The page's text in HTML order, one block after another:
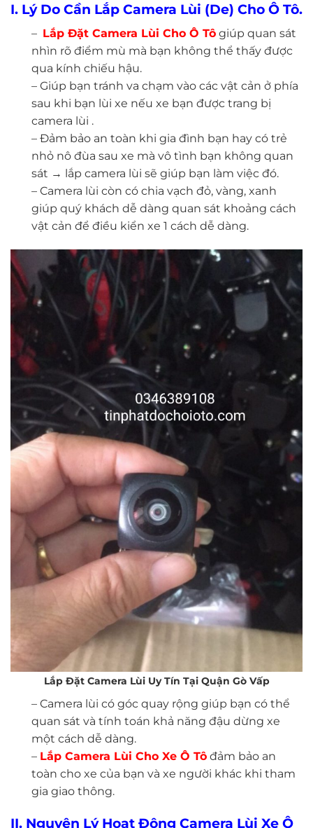
I. Lý Do Cần Lắp Camera Lùi (De) Cho Ô Tô.
– Lắp Đặt Camera Lùi Cho Ô Tô giúp quan sát
nhìn rõ điểm mù mà bạn không thể thấy được
qua kính chiếu hậu.
– Giúp bạn tránh va chạm vào các vật cản ở phía
sau khi bạn lùi xe nếu xe bạn được trang bị
camera lùi .
– Đảm bảo an toàn khi gia đình bạn hay có trẻ
nhỏ nô đùa sau xe mà vô tình bạn không quan
sát → lắp camera lùi sẽ giúp bạn làm việc đó.
– Camera lùi còn có chia vạch đỏ, vàng, xanh
giúp quý khách dễ dàng quan sát khoảng cách
vật cản để điều kiển xe 1 cách dễ dàng.
Lắp Đặt Camera Lùi Uy Tín Tại Quận Gò Vấp
– Camera lùi có góc quay rộng giúp bạn có thể
quan sát và tính toán khả năng đậu dừng xe
một cách dễ dàng.
– Lắp Camera Lùi Cho Xe Ô Tô đảm bảo an
toàn cho xe của bạn và xe người khác khi tham
gia giao thông.
II. Nguyên Lý Hoạt Động Camera Lùi Xe Ô